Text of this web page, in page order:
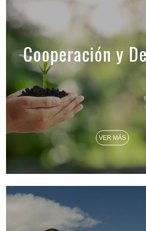
Cooperación y
VER MÁS